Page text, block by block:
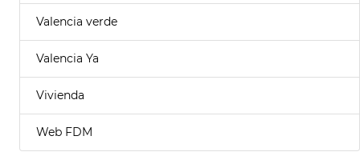
Valencia verde
Valencia Ya
Vivienda
Web FDM